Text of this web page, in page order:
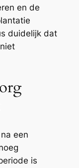
en de
duidelijk dat
een
is